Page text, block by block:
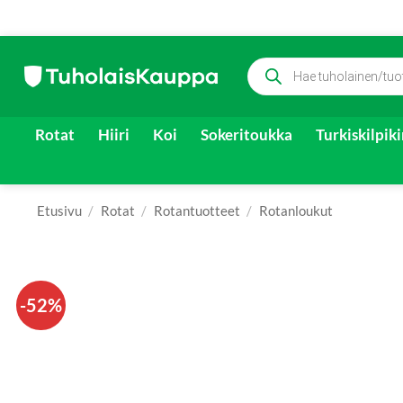
content
Products
search
Rotat Hiiri Koi Sokeritoukka
Etusivu / Rotat / Rotantuotteet / Rotanloukut
-52%